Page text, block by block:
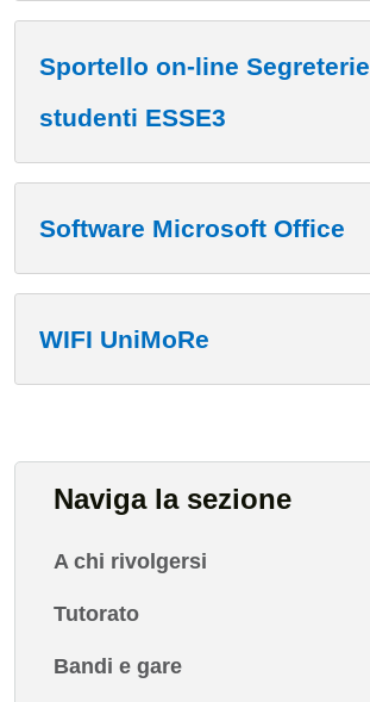
Sportello on-line Segreterie
studenti ESSE3
Software Microsoft Office
WIFI UniMoRe
Naviga la sezione
A chi rivolgersi
Tutorato
Bandi e gare